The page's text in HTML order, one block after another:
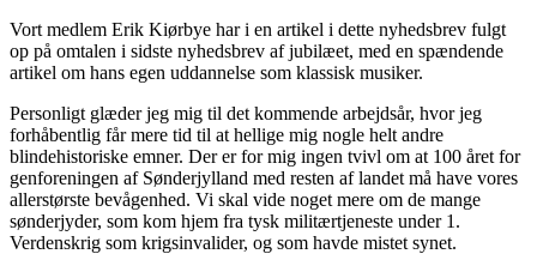
Vort medlem Erik Kiørbye har i en artikel i dette nyhedsbrev fulgt
op på omtalen i sidste nyhedsbrev af jubilæet, med en spændende
artikel om hans egen uddannelse som klassisk musiker.
Personligt glæder jeg mig til det kommende arbejdsår, hvor jeg
forhåbentlig får mere tid til at hellige mig nogle helt andre
blindehistoriske emner. Der er for mig ingen tvivl om at 100 året for
genforeningen af Sønderjylland med resten af landet må have vores
allerstørste bevågenhed. Vi skal vide noget mere om de mange
sønderjyder, som kom hjem fra tysk militærtjeneste under 1.
Verdenskrig som krigsinvalider, og som havde mistet synet.